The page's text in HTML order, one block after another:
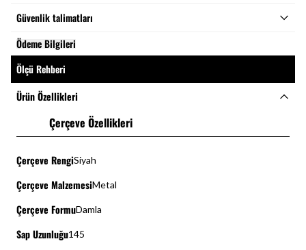
Güvenlik talimatları
Ödeme Bilgileri
Ölçü Rehberi
Ürün Özellikleri
Çerçeve Özellikleri
Çerçeve RengiSiyah
Çerçeve MalzemesiMetal
Çerçeve FormuDamla
Sap Uzunluğu145